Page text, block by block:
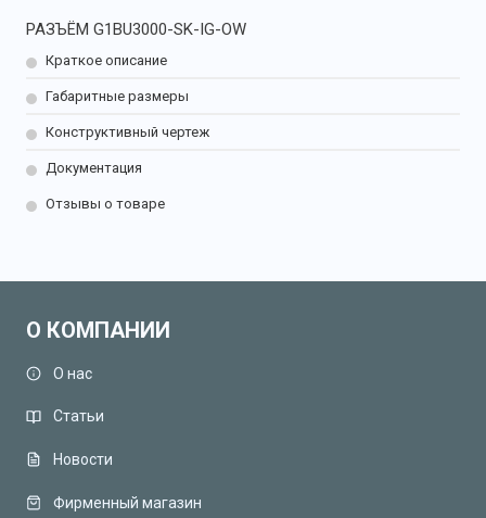
РАЗЪЁМ G1BU3000-SK-IG-OW
Краткое описание
Габаритные размеры
Конструктивный чертеж
Документация
Отзывы о товаре
О КОМПАНИИ
О нас
Статьи
Новости
Фирменный магазин